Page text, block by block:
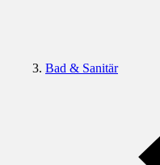
Bad & Sanitär